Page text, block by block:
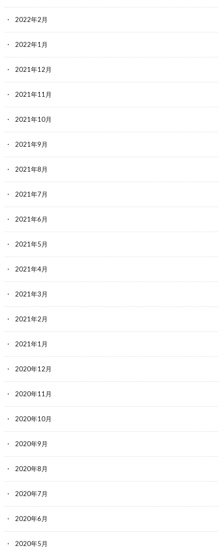
2022年2月
2022年1月
2021年12月
2021年11月
2021年10月
2021年9月
2021年8月
2021年7月
2021年6月
2021年5月
2021年4月
2021年3月
2021年2月
2021年1月
2020年12月
2020年11月
2020年10月
2020年9月
2020年8月
2020年7月
2020年6月
2020年5月